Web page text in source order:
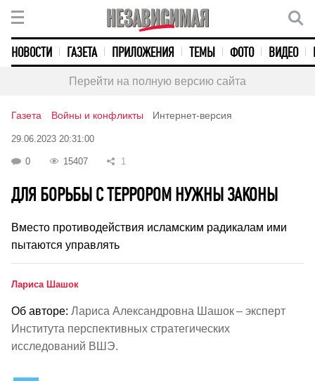
НОВОСТИ ГАЗЕТА ПРИЛОЖЕНИЯ ТЕМЫ ФОТО ВИДЕО
Перейти на полную версию сайта
Газета Войны и конфликты Интернет-версия
29.06.2023 20:31:00
0 15407 1
ДЛЯ БОРЬБЫ С ТЕРРОРОМ НУЖНЫ ЗАКОНЫ
Вместо противодействия исламским радикалам ими
пытаются управлять
Лариса Шашок
Об авторе: Лариса Александровна Шашок – эксперт
Института перспективных стратегических
исследований ВШЭ.